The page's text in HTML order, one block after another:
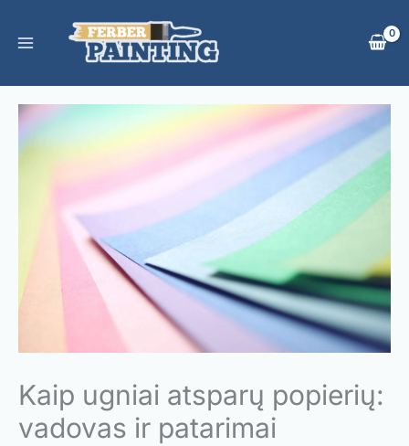
turinio
Kaip ugniai atsparų popierių:
vadovas ir patarimai